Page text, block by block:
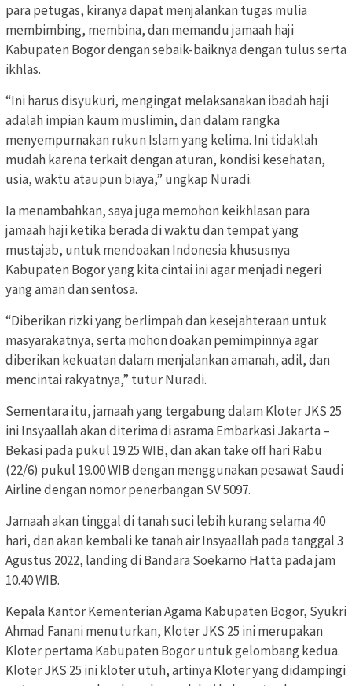
para petugas, kiranya dapat menjalankan tugas mulia
membimbing, membina, dan memandu jamaah haji
Kabupaten Bogor dengan sebaik-baiknya dengan tulus serta
ikhlas.
“Ini harus disyukuri, mengingat melaksanakan ibadah haji
adalah impian kaum muslimin, dan dalam rangka
menyempurnakan rukun Islam yang kelima. Ini tidaklah
mudah karena terkait dengan aturan, kondisi kesehatan,
usia, waktu ataupun biaya,” ungkap Nuradi.
Ia menambahkan, saya juga memohon keikhlasan para
jamaah haji ketika berada di waktu dan tempat yang
mustajab, untuk mendoakan Indonesia khususnya
Kabupaten Bogor yang kita cintai ini agar menjadi negeri
yang aman dan sentosa.
“Diberikan rizki yang berlimpah dan kesejahteraan untuk
masyarakatnya, serta mohon doakan pemimpinnya agar
diberikan kekuatan dalam menjalankan amanah, adil, dan
mencintai rakyatnya,” tutur Nuradi.
Sementara itu, jamaah yang tergabung dalam Kloter JKS 25
ini Insyaallah akan diterima di asrama Embarkasi Jakarta –
Bekasi pada pukul 19.25 WIB, dan akan take off hari Rabu
(22/6) pukul 19.00 WIB dengan menggunakan pesawat Saudi
Airline dengan nomor penerbangan SV 5097.
Jamaah akan tinggal di tanah suci lebih kurang selama 40
hari, dan akan kembali ke tanah air Insyaallah pada tanggal 3
Agustus 2022, landing di Bandara Soekarno Hatta pada jam
10.40 WIB.
Kepala Kantor Kementerian Agama Kabupaten Bogor, Syukri
Ahmad Fanani menuturkan, Kloter JKS 25 ini merupakan
Kloter pertama Kabupaten Bogor untuk gelombang kedua.
Kloter JKS 25 ini kloter utuh, artinya Kloter yang didampingi